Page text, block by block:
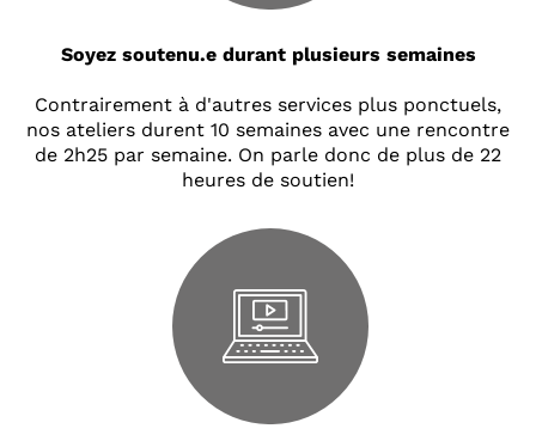
Soyez soutenu.e durant plusieurs semaines
Contrairement à d'autres services plus ponctuels,
nos ateliers durent 10 semaines avec une rencontre
de 2h25 par semaine. On parle donc de plus de 22
heures de soutien!